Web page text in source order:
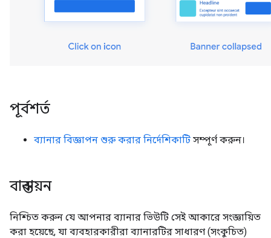
পূর্বশর্ত
ব্যানার বিজ্ঞাপন শুরু করার নির্দেশিকাটি সম্পূর্ণ করুন।
বাস্তবায়ন
নিশ্চিত করুন যে আপনার ব্যানার ভিউটি সেই আকারে সংজ্ঞায়িত
করা হয়েছে, যা ব্যবহারকারীরা ব্যানারটির সাধারণ (সংকুচিত)